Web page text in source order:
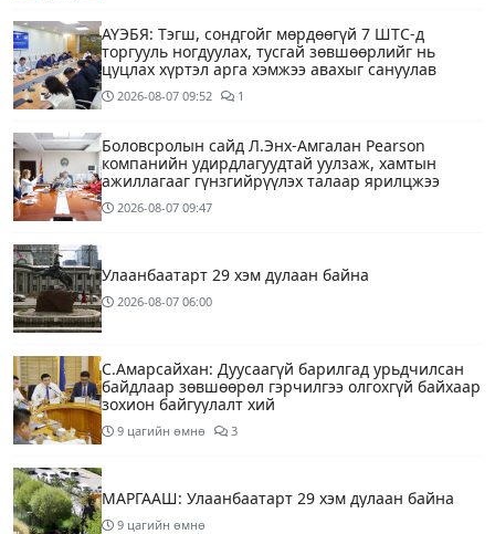
АҮЭБЯ: Тэгш, сондгойг мөрдөөгүй 7 ШТС-д
торгууль ногдуулах, тусгай зөвшөөрлийг нь
цуцлах хүртэл арга хэмжээ авахыг сануулав
2026-08-07 09:52 1
Боловсролын сайд Л.Энх-Амгалан Pearson
компанийн удирдлагуудтай уулзаж, хамтын
ажиллагааг гүнзгийрүүлэх талаар ярилцжээ
2026-08-07 09:47
Улаанбаатарт 29 хэм дулаан байна
2026-08-07 06:00
С.Амарсайхан: Дуусаагүй барилгад урьдчилсан
байдлаар зөвшөөрөл гэрчилгээ олгохгүй байхаар
зохион байгуулалт хий
9 цагийн өмнө 3
МАРГААШ: Улаанбаатарт 29 хэм дулаан байна
9 цагийн өмнө